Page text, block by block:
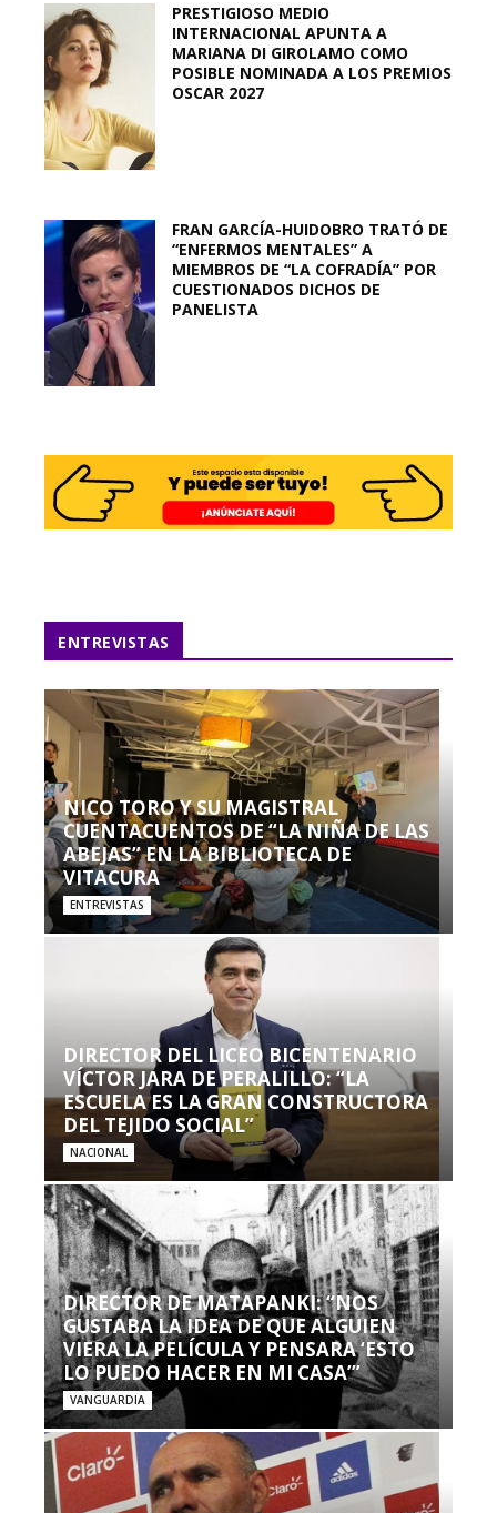
PRESTIGIOSO MEDIO
INTERNACIONAL APUNTA A
MARIANA DI GIROLAMO COMO
POSIBLE NOMINADA A LOS PREMIOS
OSCAR 2027
FRAN GARCÍA-HUIDOBRO TRATÓ DE
“ENFERMOS MENTALES” A
MIEMBROS DE “LA COFRADÍA” POR
CUESTIONADOS DICHOS DE
PANELISTA
ENTREVISTAS
NICO TORO Y SU MAGISTRAL
CUENTACUENTOS DE “LA NIÑA DE LAS
ABEJAS” EN LA BIBLIOTECA DE
VITACURA
ENTREVISTAS
DIRECTOR DEL LICEO BICENTENARIO
VÍCTOR JARA DE PERALILLO: “LA
ESCUELA ES LA GRAN CONSTRUCTORA
DEL TEJIDO SOCIAL”
NACIONAL
DIRECTOR DE MATAPANKI: “NOS
GUSTABA LA IDEA DE QUE ALGUIEN
VIERA LA PELÍCULA Y PENSARA ‘ESTO
LO PUEDO HACER EN MI CASA’”
VANGUARDIA